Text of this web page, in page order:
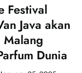
Festival
Java akan
Malang
Dunia